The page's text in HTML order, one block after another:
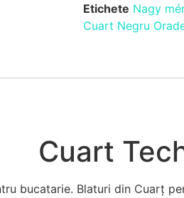
Etichete Nagy
Cuart Negru
Cuart
bucatarie. Blaturi din Cuarț